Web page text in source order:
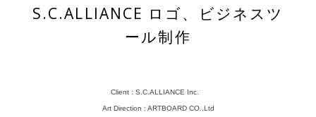
S.C.ALLIANCE ロゴ、ビジネスツ
ール制作
Client : S.C.ALLIANCE Inc.
Art Direction : ARTBOARD CO.,Ltd